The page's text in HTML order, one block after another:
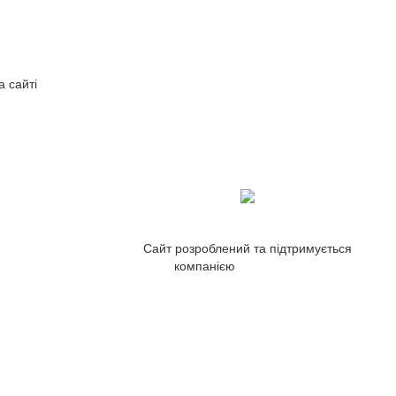
сайті
Сайт розроблений та підтримується
компанією